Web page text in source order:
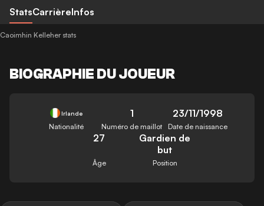
StatsCarrièreInfos
Caoimhin Kelleher stats
BIOGRAPHIE DU JOUEUR
Irlande
Nationalité
1
Numéro de maillot
23/11/1998
Date de naissance
27
Âge
Gardien de
but
Position